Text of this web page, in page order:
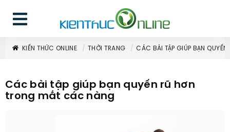
KIẾN THỨC ONLINE THỜI TRANG CÁC BÀI TẬP GIÚP BẠN
Các bài tập giúp bạn quyến rũ hơn
trong mắt các nàng